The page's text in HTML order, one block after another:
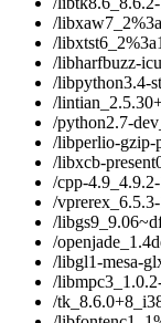
/
/
/libharfbuzz-
/libpython3.4-
/
/python2.7-
/libperlio-gzip-
/libxcb-
/cpp-
/
/
/
/libgl1-mesa-
/
/